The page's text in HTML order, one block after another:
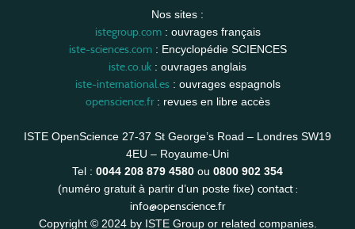
Nos sites :
istegroup.com: ouvrages français
iste-sciences.com: Encyclopédie SCIENCES
iste.co.uk : ouvrages anglais
iste-international.es: ouvrages espagnols
openscience.fr: revues en libre accès
ISTE OpenScience 27-37 St George’s Road – Londres SW19
4EU – Royaume-Uni
Tel : 0044 208 879 4580 ou 0800 902 354
(numéro gratuit à partir d’un poste fixe) contact :
info@openscience.fr
Copyright © 2024 by ISTE Group or related companies.